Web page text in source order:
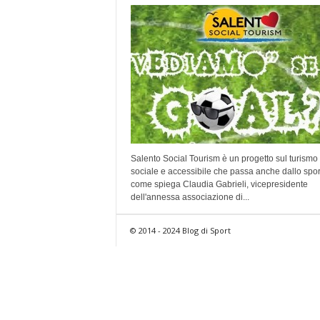
Salento Social Tourism è un progetto sul turismo
sociale e accessibile che passa anche dallo
come spiega Claudia Gabrieli, vicepresidente
dell'annessa associazione di...
© 2014 - 2024 Blog di Sport